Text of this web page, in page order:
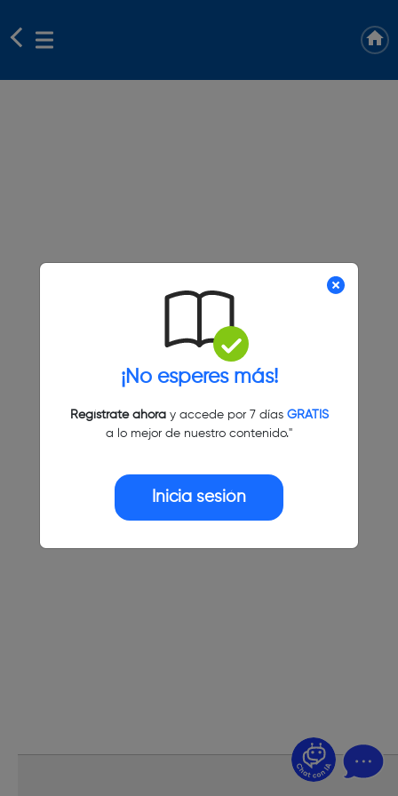
¡No esperes más!
Regístrate ahoray accede por 7 días GRATIS
a lo mejor de nuestro contenido."
Inicia sesión